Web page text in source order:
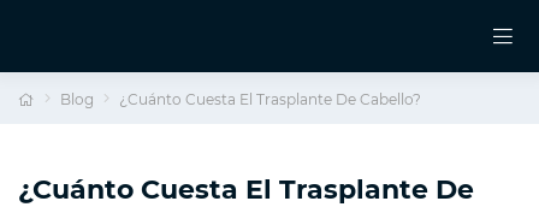
Blog ¿Cuánto Cuesta El Trasplante De Cabello?
¿Cuánto Cuesta El Trasplante De